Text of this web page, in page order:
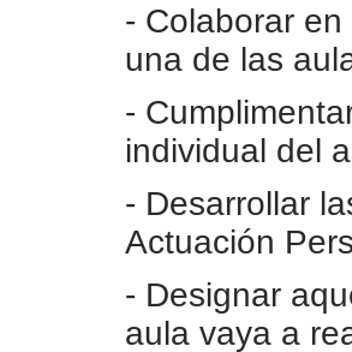
- Colaborar
una de las
-
individual del
- Desarrollar
Actuación
- Designar
aula vaya a